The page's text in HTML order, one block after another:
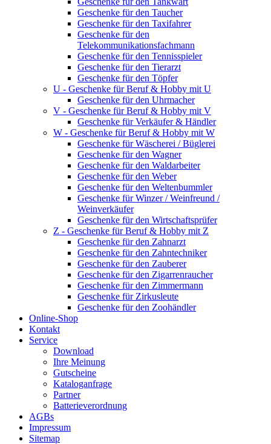
Geschenke für den Taucher
Geschenke für den Taxifahrer
Geschenke für den
Telekommunikationsfachmann
Geschenke für den Tennisspieler
Geschenke für den Tierarzt
Geschenke für den Töpfer
U - Geschenke für Beruf & Hobby mit U
Geschenke für den Uhrmacher
V - Geschenke für Beruf & Hobby mit V
Geschenke für Verkäufer & Händler
W - Geschenke für Beruf & Hobby mit W
Geschenke für Wäscherei / Büglerei
Geschenke für den Wagner
Geschenke für den Waldarbeiter
Geschenke für den Weber
Geschenke für den Weltenbummler
Geschenke für Winzer / Weinfreund /
Weinverkäufer
Geschenke für den Wirtschaftsprüfer
Z - Geschenke für Beruf & Hobby mit Z
Geschenke für den Zahnarzt
Geschenke für den Zahntechniker
Geschenke für den Zauberer
Geschenke für den Zigarrenraucher
Geschenke für den Zimmermann
Geschenke für Zirkusleute
Geschenke für den Zoohändler
Online-Shop
Kontakt
Service
Download
Ihre Meinung
Gutscheine
Kataloganfrage
Partner
Batterieverordnung
AGBs
Impressum
Sitemap